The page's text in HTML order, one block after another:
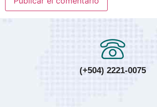
(+504) 2221-0075